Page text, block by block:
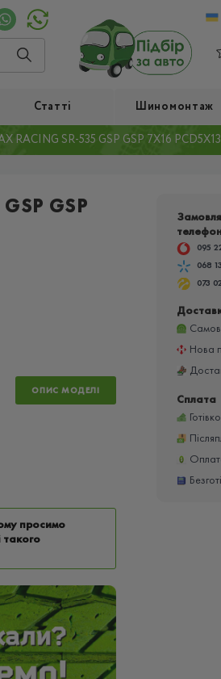
Статті Шиномонтаж
RACING SR-535 GSP GSP 7X16
GSP
ОПИС МОДЕЛІ
просимо
такого
095
068
073
Нова
Сплата